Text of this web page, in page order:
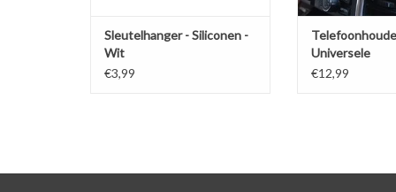
Sleutelhanger - Siliconen -
Wit
€3,99
Universele
ventilatiehouder
€12,99